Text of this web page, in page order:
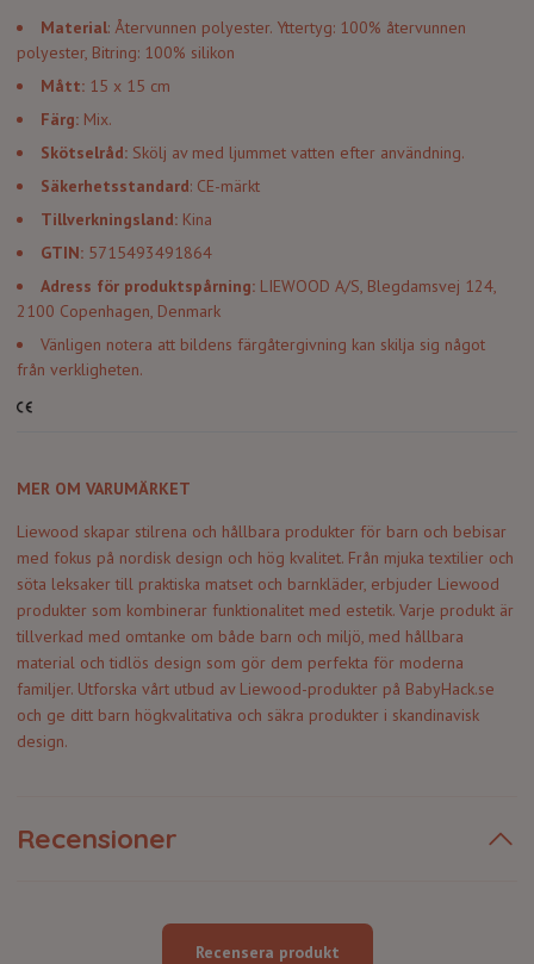
Material: Återvunnen polyester. Yttertyg: 100% återvunnen
polyester, Bitring: 100% silikon
Mått: 15 x 15 cm
Färg: Mix.
Skötselråd: Skölj av med ljummet vatten efter användning.
Säkerhetsstandard: CE-märkt
Tillverkningsland: Kina
GTIN: 5715493491864
Adress för produktspårning: LIEWOOD A/S, Blegdamsvej 124,
2100 Copenhagen, Denmark
Vänligen notera att bildens färgåtergivning kan skilja sig något
från verkligheten.
MER OM VARUMÄRKET
Liewood skapar stilrena och hållbara produkter för barn och bebisar
med fokus på nordisk design och hög kvalitet. Från mjuka textilier och
söta leksaker till praktiska matset och barnkläder, erbjuder Liewood
produkter som kombinerar funktionalitet med estetik. Varje produkt är
tillverkad med omtanke om både barn och miljö, med hållbara
material och tidlös design som gör dem perfekta för moderna
familjer. Utforska vårt utbud av Liewood-produkter på BabyHack.se
och ge ditt barn högkvalitativa och säkra produkter i skandinavisk
design.
Recensioner
Recensera produkt